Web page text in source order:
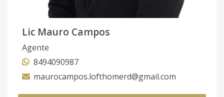
Lic Mauro Campos
Agente
8494090987
maurocampos.lofthomerd@gmail.com